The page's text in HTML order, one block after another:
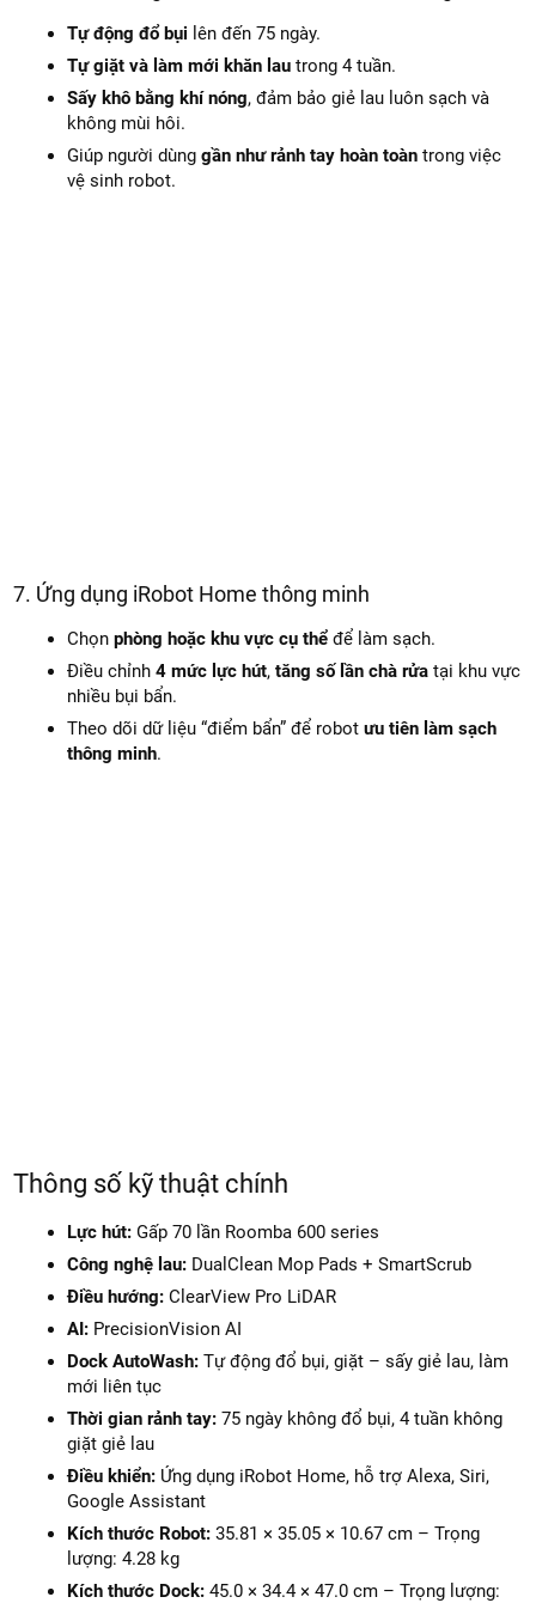
Tự động đổ bụi lên đến 75 ngày.
Tự giặt và làm mới khăn lau trong 4 tuần.
Sấy khô bằng khí nóng, đảm bảo giẻ lau luôn sạch và
không mùi hôi.
Giúp người dùnggần như rảnh tay hoàn toàn trong việc
vệ sinh robot.
7. Ứng dụng iRobot Home thông minh
Chọnphòng hoặc khu vực cụ thể để làm sạch.
Điều chỉnh4 mức lực hút,tăng số lần chà rửa tại khu vực
nhiều bụi bẩn.
Theo dõi dữ liệu “điểm bẩn” để robotưu tiên làm sạch
thông minh.
Thông số kỹ thuật chính
Lực hút: Gấp 70 lần Roomba 600 series
Công nghệ lau: DualClean Mop Pads + SmartScrub
Điều hướng: ClearView Pro LiDAR
AI: PrecisionVision AI
Dock AutoWash: Tự động đổ bụi, giặt – sấy giẻ lau, làm
mới liên tục
Thời gian rảnh tay: 75 ngày không đổ bụi, 4 tuần không
giặt giẻ lau
Điều khiển: Ứng dụng iRobot Home, hỗ trợ Alexa, Siri,
Google Assistant
Kích thước Robot: 35.81 × 35.05 × 10.67 cm – Trọng
lượng: 4.28 kg
Kích thước Dock: 45.0 × 34.4 × 47.0 cm – Trọng lượng: